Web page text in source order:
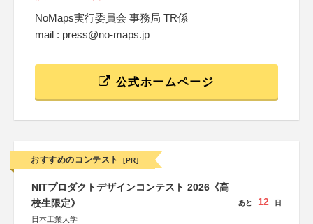
NoMaps実行委員会 事務局 TR係
mail : press@no-maps.jp
公式ホームページ
おすすめのコンテスト [PR]
NITプロダクトデザインコンテスト 2026《高
校生限定》
日本工業大学
あと 12 日